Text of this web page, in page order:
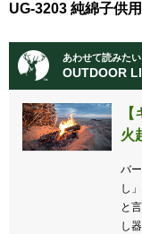
UG-3203 純綿子供
あわせて読みたい
OUTDOOR
火
バ
し
と
し